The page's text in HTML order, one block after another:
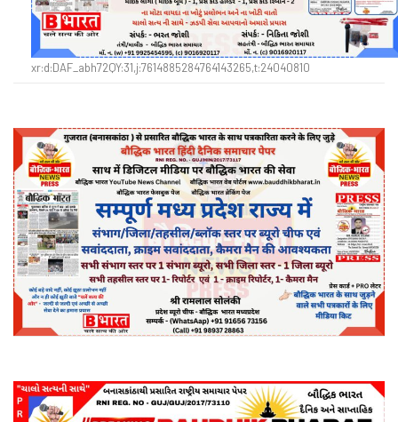
xr:d:DAF_abh72QY:31,j:7614885284764143265,t:24040810